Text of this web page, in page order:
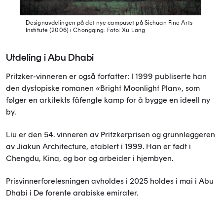
Designavdelingen på det nye campuset på Sichuan Fine Arts
Institute (2006) i Chongqing. Foto: Xu Lang
Utdeling i Abu Dhabi
Pritzker-vinneren er også forfatter: I 1999 publiserte han
den dystopiske romanen «Bright Moonlight Plan», som
følger en arkitekts fåfengte kamp for å bygge en ideell ny
by.
Liu er den 54. vinneren av Pritzkerprisen og grunnleggeren
av Jiakun Architecture, etablert i 1999. Han er født i
Chengdu, Kina, og bor og arbeider i hjembyen.
Prisvinnerforelesningen avholdes i 2025 holdes i mai i Abu
Dhabi i De forente arabiske emirater.